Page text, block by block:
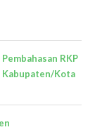
RKP
Kabupaten/Kota